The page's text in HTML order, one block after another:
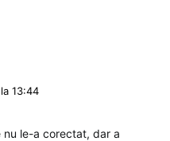
13:44
le-a corectat, dar a